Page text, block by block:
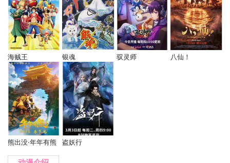
海贼王 银魂 驭灵师 八仙！
熊出没·年年有熊 盗妖行